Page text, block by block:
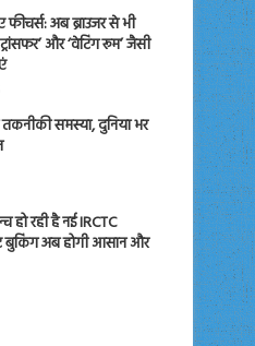
अब ब्राउजर से भी
और ‘वेटिंग रूम’ जैसी
समस्या, दुनिया भर
हो रही है नई IRCTC
बुकिंग अब होगी आसान और